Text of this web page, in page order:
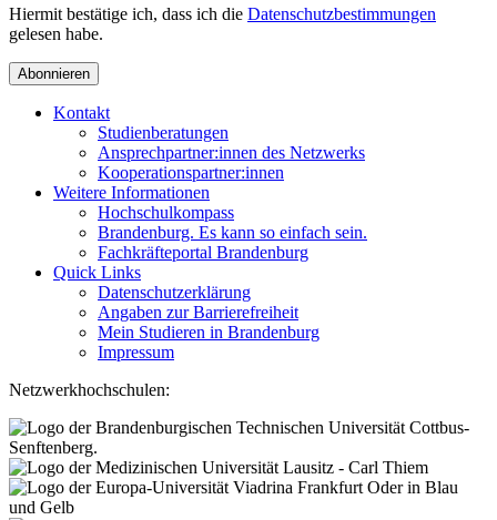
Hiermit bestätige ich, dass ich die Datenschutzbestimmungen
gelesen habe.
Abonnieren
Kontakt
Studienberatungen
Ansprechpartner:innen des Netzwerks
Kooperationspartner:innen
Weitere Informationen
Hochschulkompass
Brandenburg. Es kann so einfach sein.
Fachkräfteportal Brandenburg
Quick Links
Datenschutzerklärung
Angaben zur Barrierefreiheit
Mein Studieren in Brandenburg
Impressum
Netzwerkhochschulen: